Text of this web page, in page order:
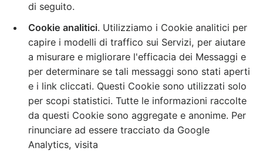
di seguito.
Cookie analitici. Utilizziamo i Cookie analitici per
capire i modelli di traffico sui Servizi, per aiutare
a misurare e migliorare l'efficacia dei Messaggi e
per determinare se tali messaggi sono stati aperti
e i link cliccati. Questi Cookie sono utilizzati solo
per scopi statistici. Tutte le informazioni raccolte
da questi Cookie sono aggregate e anonime. Per
rinunciare ad essere tracciato da Google
Analytics, visita